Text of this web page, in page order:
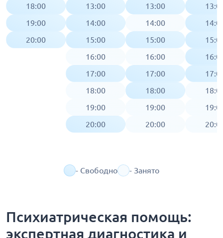
18:00
19:00
20:00
13:00
14:00
15:00
16:00
17:00
18:00
19:00
20:00
13:00
14:00
15:00
16:00
17:00
18:00
19:00
20:00
- Свободно - Занято
Психиатрическая помощь:
экспертная диагностика и